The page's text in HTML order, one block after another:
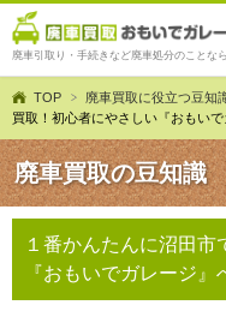
廃車引取り・手続きなど廃車処分のことな
TOP 廃車買取に役立つ豆知
買取！初心者にやさしい『おもいで
廃車買取の豆知識
１番かんたんに沼田
『おもいでガレージ』